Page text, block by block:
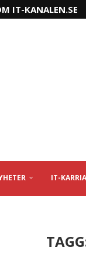
IT-KANALEN.SE
IT-